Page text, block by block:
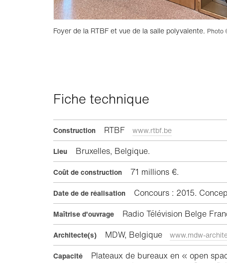
Foyer de la RTBF et vue de la salle polyvalente. Photo
Fiche technique
Construction RTBF www.rtbf.be
Lieu
Bruxelles, Belgique.
Coût de construction 71 millions €.
Date de de réalisation Concours : 2015.
Maîtrise d'ouvrage Radio Télévision Belge
Architecte(s) MDW, Belgique www.mdw-
Capacité
Plateaux de bureaux en « open